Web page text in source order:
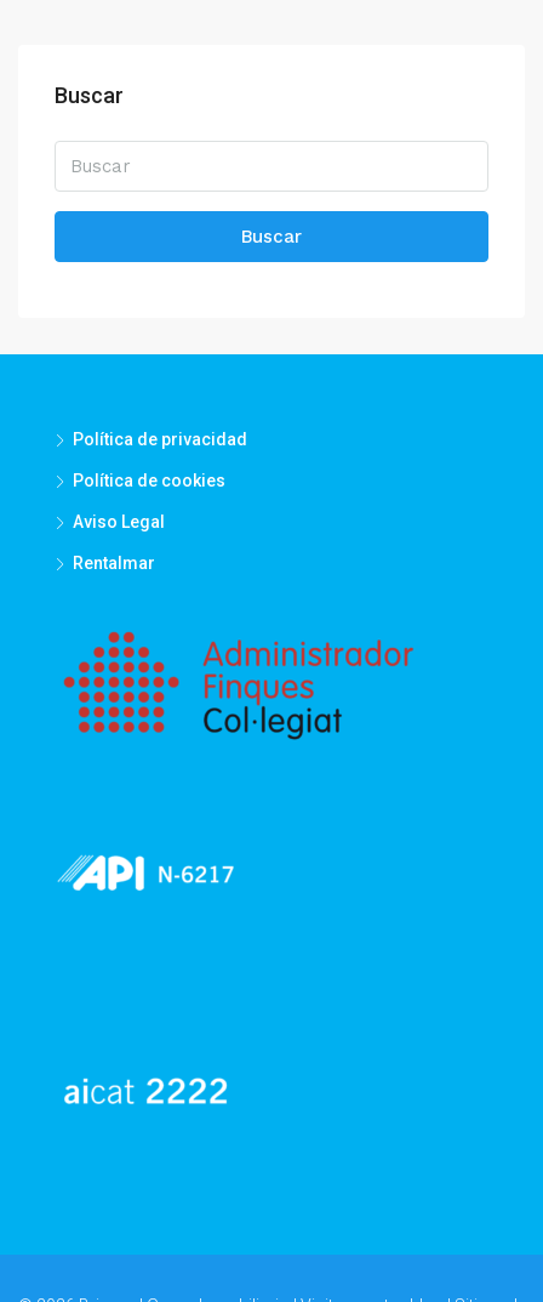
Buscar
Buscar
Política de privacidad
Política de cookies
Aviso Legal
Rentalmar